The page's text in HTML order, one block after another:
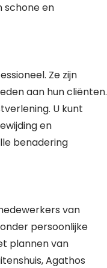
schone en
Ze zijn
aan hun cliënten.
U kunt
en
benadering
van
persoonlijke
plannen van
Agathos